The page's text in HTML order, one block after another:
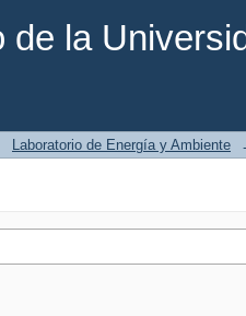
de la
Laboratorio de Energía y Ambiente